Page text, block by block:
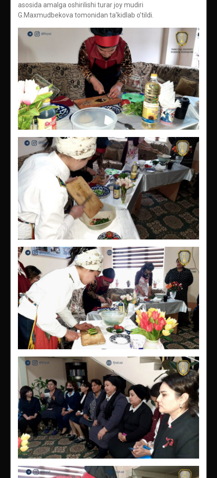
asosida amalga oshirilishi turar joy mudiri
G.Maxmudbekova tomonidan ta’kidlab o’tildi.